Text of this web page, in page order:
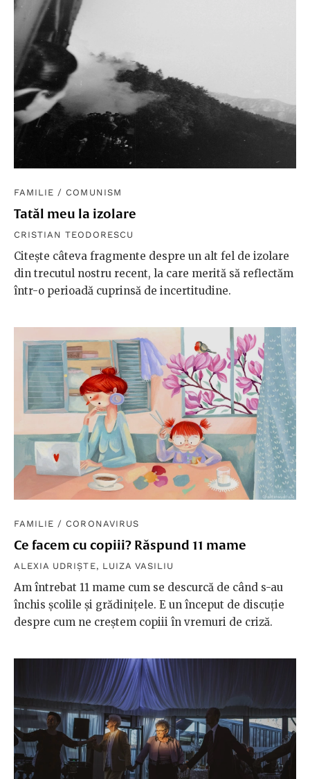
FAMILIE / COMUNISM
Tatăl meu la izolare
CRISTIAN TEODORESCU
Citește câteva fragmente despre un alt fel de izolare
din trecutul nostru recent, la care merită să reflectăm
într-o perioadă cuprinsă de incertitudine.
FAMILIE / CORONAVIRUS
Ce facem cu copiii? Răspund 11 mame
ALEXIA UDRIȘTE, LUIZA VASILIU
Am întrebat 11 mame cum se descurcă de când s-au
închis școlile și grădinițele. E un început de discuție
despre cum ne creștem copiii în vremuri de criză.